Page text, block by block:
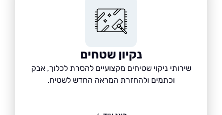
נקיון שטחים
שירותי ניקוי שטיחים מקצועיים להסרת לכלוך, אבק
וכתמים ולהחזרת המראה החדש לשטיח.